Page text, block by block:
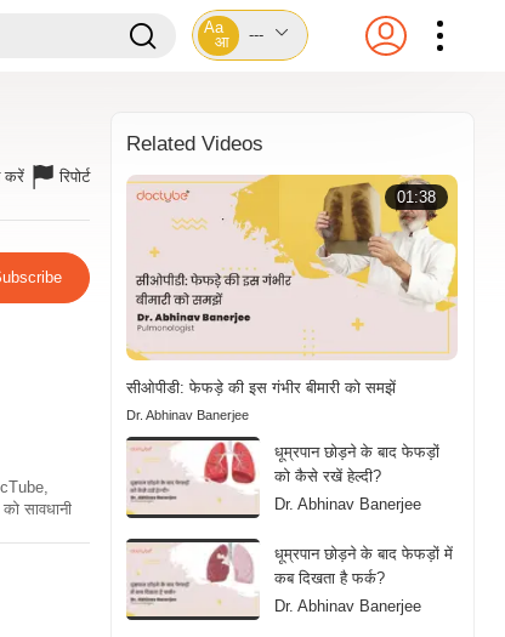
Aa
आ
---
करें रिपोर्ट
सावधानी
Related Videos
01:38
सीओपीडी: फेफड़े की इस गंभीर बीमारी को समझें
Dr. Abhinav Banerjee
धूम्रपान छोड़ने के बाद फेफड़ों
को कैसे रखें हेल्दी?
Dr. Abhinav Banerjee
धूम्रपान छोड़ने के बाद फेफड़ों में
कब दिखता है फर्क?
Dr. Abhinav Banerjee